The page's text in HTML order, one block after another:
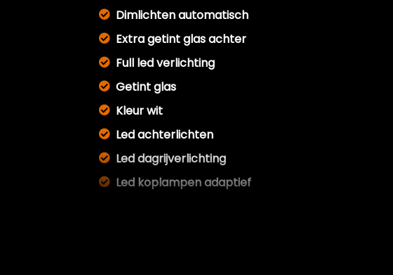
Dimlichten automatisch
Extra getint glas achter
Full led verlichting
Getint glas
Kleur wit
Led achterlichten
Led dagrijverlichting
Led koplampen adaptief